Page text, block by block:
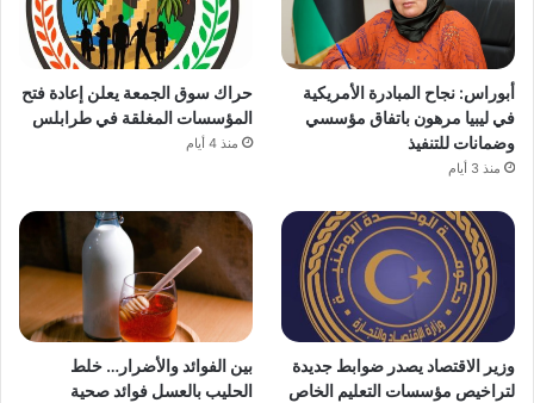
أبوراس: نجاح المبادرة الأمريكية
في ليبيا مرهون باتفاق مؤسسي
وضمانات للتنفيذ
منذ 3 أيام
حراك سوق الجمعة يعلن إعادة فتح
المؤسسات المغلقة في طرابلس
منذ 4 أيام
وزير الاقتصاد يصدر ضوابط جديدة
لتراخيص مؤسسات التعليم الخاص
بين الفوائد والأضرار… خلط
الحليب بالعسل فوائد صحية